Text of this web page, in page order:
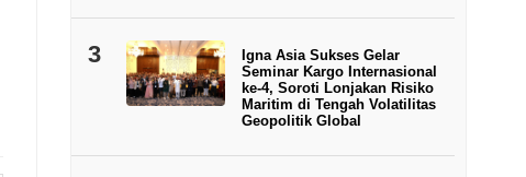
3
Igna Asia Sukses Gelar
Seminar Kargo Internasional
ke-4, Soroti Lonjakan Risiko
Maritim di Tengah Volatilitas
Geopolitik Global